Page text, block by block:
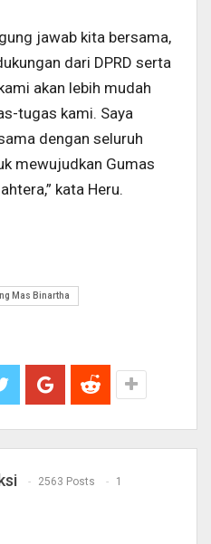
jawab kita bersama,
dari DPRD serta
akan lebih mudah
tugas kami. Saya
dengan seluruh
mewujudkan Gumas
kata Heru.
Mas Binartha
2563 Posts 1